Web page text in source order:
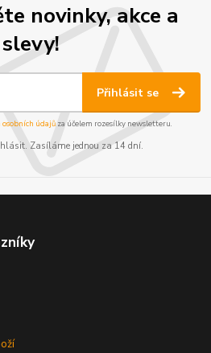
novinky, akce a
slevy!
Přihlásit se
údajůza účelem rozesílky newsletteru.
Zasíláme jednou za 14 dní.